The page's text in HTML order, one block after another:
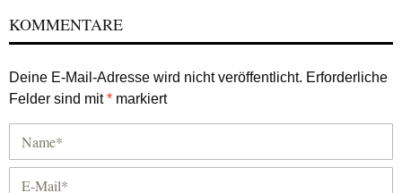
KOMMENTARE
Deine E-Mail-Adresse wird nicht veröffentlicht. Erforderliche
Felder sind mit* markiert